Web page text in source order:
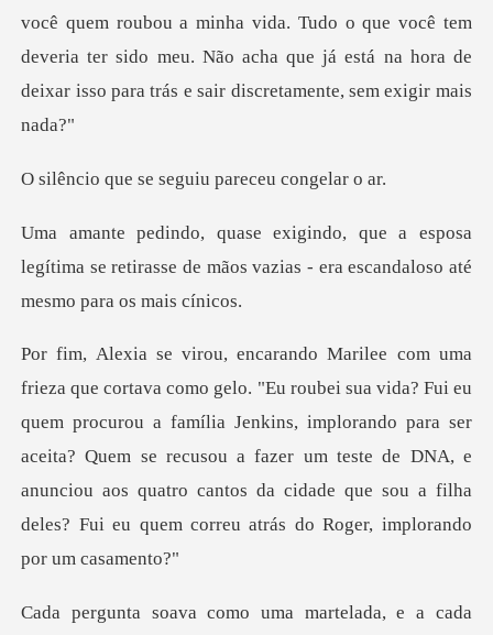
e seguiu pareceu
osa
legítima se retirasse de mãos vazias - er
em procurou a família Jenkins, implorando para ser
aceita? Quem se recusou a fazer um teste de DNA, e
anunciou a
elada, e a cada